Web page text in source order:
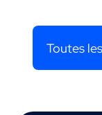
Toutes